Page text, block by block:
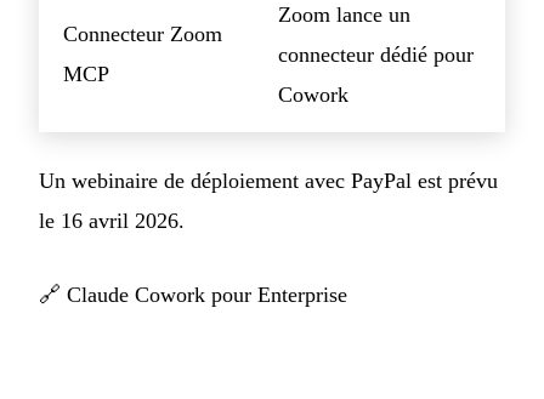
Connecteur Zoom
MCP
Zoom lance un
connecteur dédié pour
Cowork
Un webinaire de déploiement avec PayPal est prévu
le 16 avril 2026.
🔗 Claude Cowork pour Enterprise